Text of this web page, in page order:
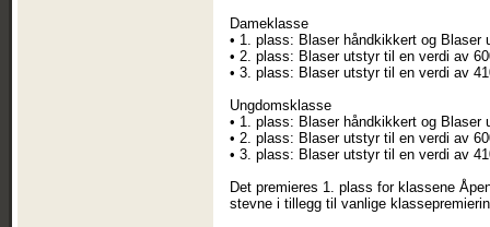
Dameklasse
• 1. plass: Blaser håndkikkert og Blaser
• 2. plass: Blaser utstyr til en verdi av
• 3. plass: Blaser utstyr til en verdi av
Ungdomsklasse
• 1. plass: Blaser håndkikkert og Blaser
• 2. plass: Blaser utstyr til en verdi av
• 3. plass: Blaser utstyr til en verdi av
Det premieres 1. plass for klassene
stevne i tillegg til vanlige